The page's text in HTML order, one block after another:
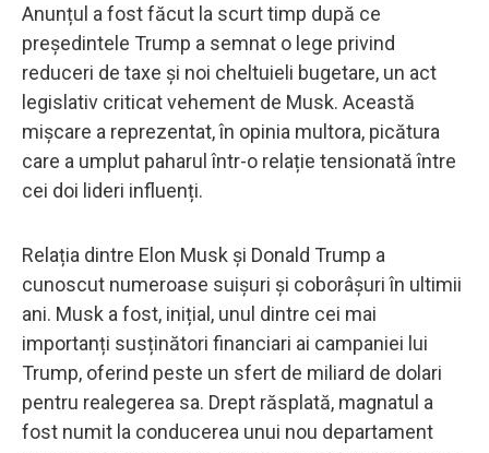
Anunțul a fost făcut la scurt timp după ce
președintele Trump a semnat o lege privind
reduceri de taxe și noi cheltuieli bugetare, un act
legislativ criticat vehement de Musk. Această
mișcare a reprezentat, în opinia multora, picătura
care a umplut paharul într-o relație tensionată între
cei doi lideri influenți.
Relația dintre Elon Musk și Donald Trump a
cunoscut numeroase suișuri și coborâșuri în ultimii
ani. Musk a fost, inițial, unul dintre cei mai
importanți susținători financiari ai campaniei lui
Trump, oferind peste un sfert de miliard de dolari
pentru realegerea sa. Drept răsplată, magnatul a
fost numit la conducerea unui nou departament